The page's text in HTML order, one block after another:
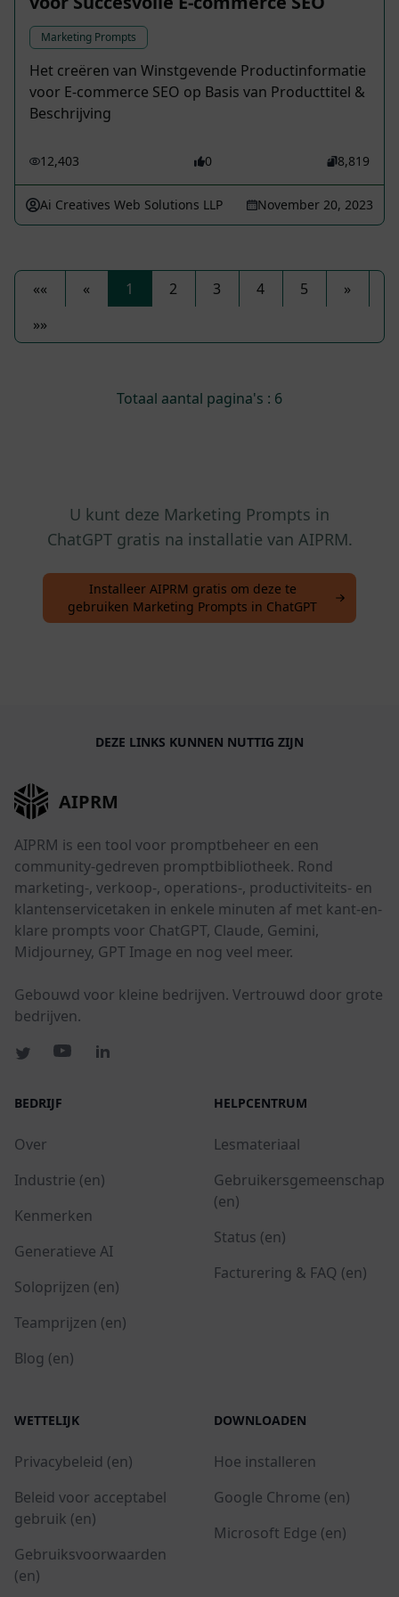
Marketing Prompts
Het creëren van Winstgevende Productinformatie
voor E-commerce SEO op Basis van Producttitel &
Beschrijving
12,403 0 8,819
Ai Creatives Web Solutions LLP November 20, 2023
«« « 1 2 3 4 5
»
»»
Totaal aantal pagina's : 6
U kunt deze Marketing Prompts in
ChatGPT gratis na installatie van AIPRM.
Installeer AIPRM gratis om deze te
gebruiken Marketing Prompts in ChatGPT
DEZE LINKS KUNNEN NUTTIG ZIJN
AIPRM
AIPRM is een tool voor promptbeheer en een
community-gedreven promptbibliotheek. Rond
marketing-, verkoop-, operations-, productiviteits- en
klantenservicetaken in enkele minuten af met kant-en-
klare prompts voor ChatGPT, Claude, Gemini,
Midjourney, GPT Image en nog veel meer.
Gebouwd voor kleine bedrijven. Vertrouwd door grote
bedrijven.
BEDRIJF
Over
Industrie (en)
Kenmerken
Generatieve AI
Soloprijzen (en)
Teamprijzen (en)
Blog (en)
HELPCENTRUM
Lesmateriaal
Gebruikersgemeenschap
(en)
Status (en)
Facturering & FAQ (en)
WETTELIJK
Privacybeleid (en)
Beleid voor acceptabel
gebruik (en)
Gebruiksvoorwaarden
(en)
DOWNLOADEN
Hoe installeren
Google Chrome (en)
Microsoft Edge (en)